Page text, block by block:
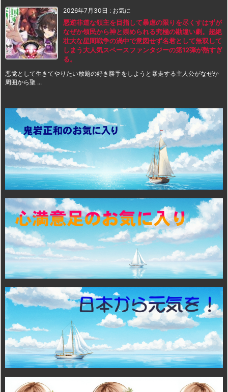
2026年7月30日 : お気に
悪逆非道な領主を目指して暴虐の限りを尽くすはずが
なぜか領民から神と崇められる究極の勘違い劇。超絶
壮大な星間戦争の渦中で意図せず名君として無双して
しまう大人気スペースファンタジーの第12弾が熱すぎ
る。
悪党として生きてやりたい放題の好き勝手をしようと暴走する主人公がなぜか
周囲から聖 ...